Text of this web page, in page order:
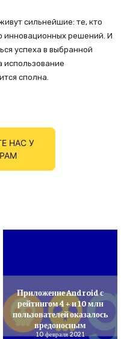
сильнейшие: те, кто
инновационных решений. И
успеха в выбранной
использование
сполна.
НАС У
Приложение Android с
рейтингом 4 + и 10 млн
пользователей оказалось
вредоносным
10 февраля 2021